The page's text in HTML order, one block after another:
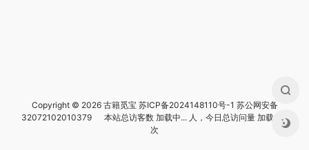
Copyright © 2026 古籍觅宝 苏ICP备2024148110号-1 苏公网安备
32072102010379
本站总访客数 加载中...人，今日总访问量 加载中...
次